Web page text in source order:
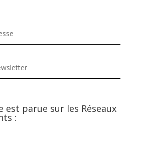
est parue sur les Réseaux
: